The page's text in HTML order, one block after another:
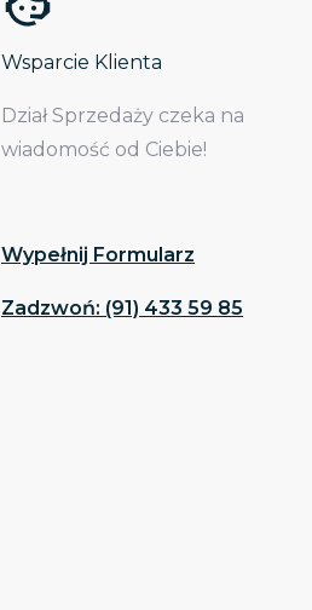
Wsparcie Klienta
Dział Sprzedaży czeka na
wiadomość od Ciebie!
Wypełnij Formularz
Zadzwoń: (91) 433 59 85